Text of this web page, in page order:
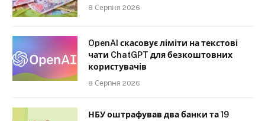
8 Серпня 2026
OpenAI скасовує ліміти на текстові
чати ChatGPT для безкоштовних
користувачів
8 Серпня 2026
НБУ оштрафував два банки та 19